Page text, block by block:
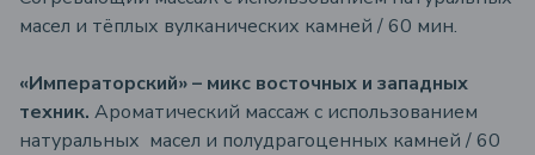
масел и тёплых вулканических камней / 60 мин.
«Императорский» – микс восточных и западных
техник. Ароматический массаж с использованием
натуральных масел и полудрагоценных камней / 60